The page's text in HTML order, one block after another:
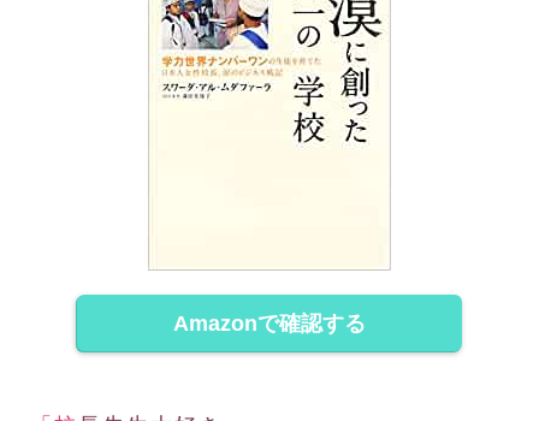
Amazonで確認する